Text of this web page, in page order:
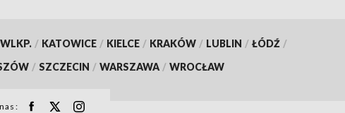
/ KATOWICE / KIELCE / KRAKÓW / LUBLIN / ŁÓDŹ /
/ SZCZECIN / WARSZAWA / WROCŁAW